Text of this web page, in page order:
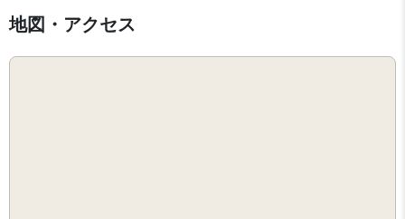
地図・アクセス